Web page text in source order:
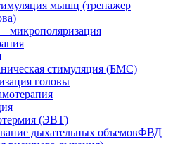
мышц (тренажер
стимуляция (БМС)
головы
(ЭВТ)
дыхательных объемовФВД